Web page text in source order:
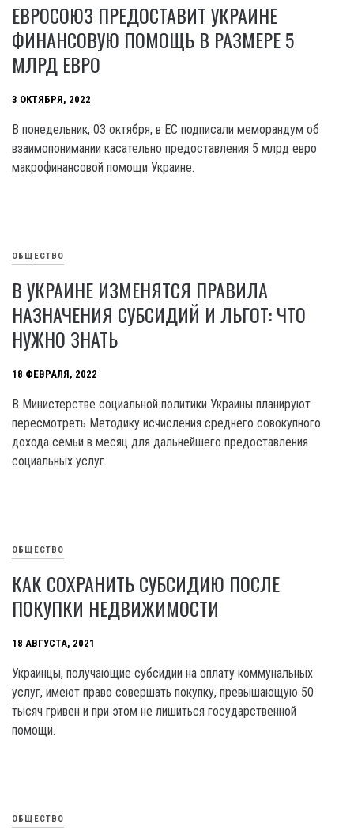
ЕВРОСОЮЗ ПРЕДОСТАВИТ УКРАИНЕ
ФИНАНСОВУЮ ПОМОЩЬ В РАЗМЕРЕ 5
МЛРД ЕВРО
3 ОКТЯБРЯ, 2022
В понедельник, 03 октября, в ЕС подписали меморандум об
взаимопонимании касательно предоставления 5 млрд евро
макрофинансовой помощи Украине.
ОБЩЕСТВО
В УКРАИНЕ ИЗМЕНЯТСЯ ПРАВИЛА
НАЗНАЧЕНИЯ СУБСИДИЙ И ЛЬГОТ: ЧТО
НУЖНО ЗНАТЬ
18 ФЕВРАЛЯ, 2022
В Министерстве социальной политики Украины планируют
пересмотреть Методику исчисления среднего совокупного
дохода семьи в месяц для дальнейшего предоставления
социальных услуг.
ОБЩЕСТВО
КАК СОХРАНИТЬ СУБСИДИЮ ПОСЛЕ
ПОКУПКИ НЕДВИЖИМОСТИ
18 АВГУСТА, 2021
Украинцы, получающие субсидии на оплату коммунальных
услуг, имеют право совершать покупку, превышающую 50
тысяч гривен и при этом не лишиться государственной
помощи.
ОБЩЕСТВО